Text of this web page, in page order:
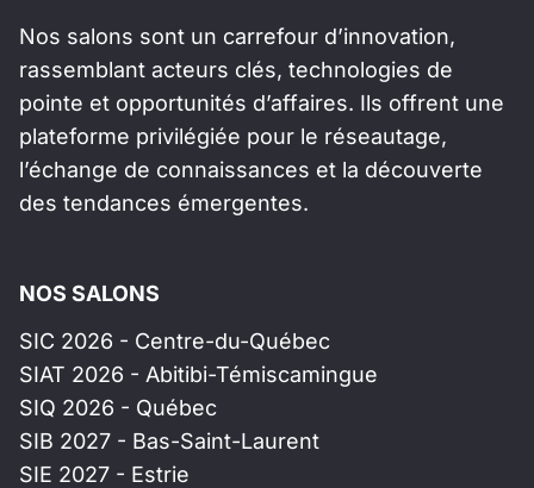
Nos salons sont un carrefour d’innovation,
rassemblant acteurs clés, technologies de
pointe et opportunités d’affaires. Ils offrent une
plateforme privilégiée pour le réseautage,
l’échange de connaissances et la découverte
des tendances émergentes.
NOS SALONS
SIC 2026 - Centre-du-Québec
SIAT 2026 - Abitibi-Témiscamingue
SIQ 2026 - Québec
SIB 2027 - Bas-Saint-Laurent
SIE 2027 - Estrie